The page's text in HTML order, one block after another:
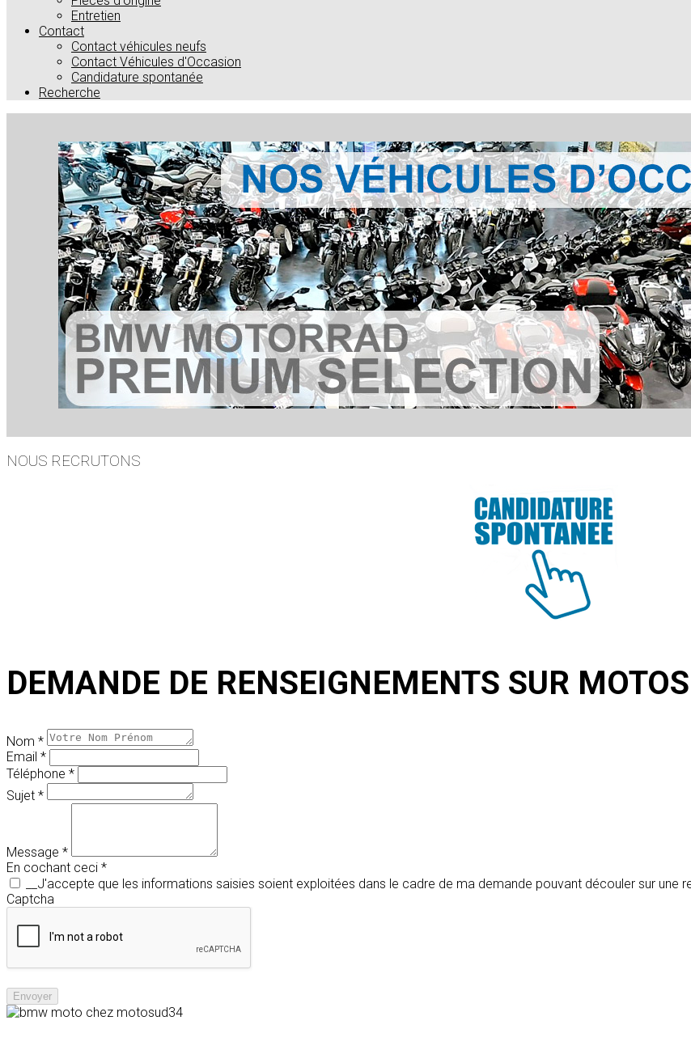
Entretien
Contact
Contact véhicules neufs
Contact Véhicules d'Occasion
Candidature spontanée
Recherche
NOUS RECRUTONS
DEMANDE DE RENSEIGNEMENTS SUR
Nom *
Email *
Téléphone *
Sujet *
Message *
En cochant ceci *
__J'accepte que les informations saisies soient exploitées dans le cadre de ma demande pouvant découler sur une
Captcha
Envoyer